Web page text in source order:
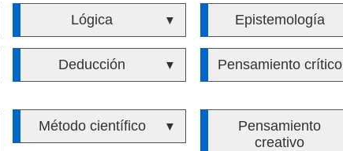
Lógica ▼ Epistemología
Deducción ▼ Pensamiento crítico
Método científico ▼
Pensamiento
creativo